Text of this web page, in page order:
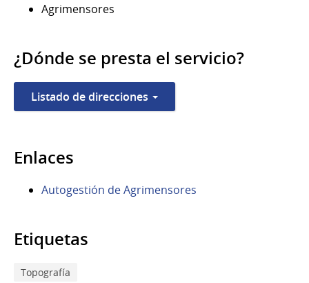
Agrimensores
¿Dónde se presta el servicio?
Listado de direcciones
Enlaces
Autogestión de Agrimensores
Etiquetas
Topografía